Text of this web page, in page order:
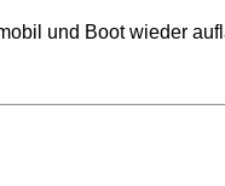
und Boot wieder